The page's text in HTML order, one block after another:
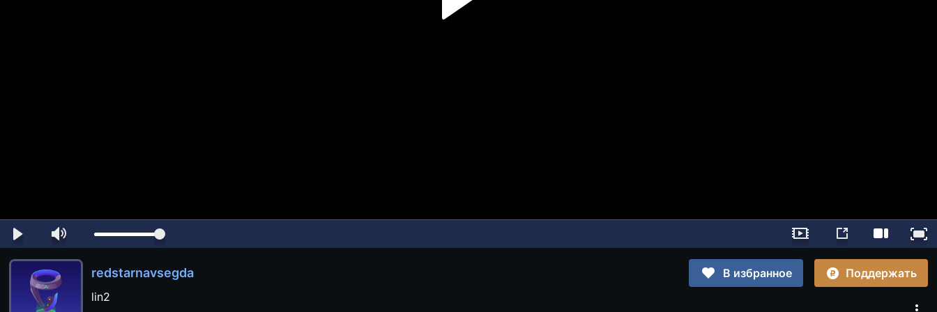
redstarnavsegda В избранное
Поддержать
lin2